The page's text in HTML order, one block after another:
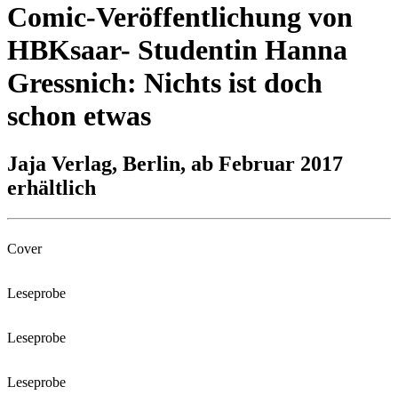
Comic-Veröffentlichung von
HBKsaar- Studentin Hanna
Gressnich: Nichts ist doch
schon etwas
Jaja Verlag, Berlin, ab Februar 2017
erhältlich
Cover
Leseprobe
Leseprobe
Leseprobe